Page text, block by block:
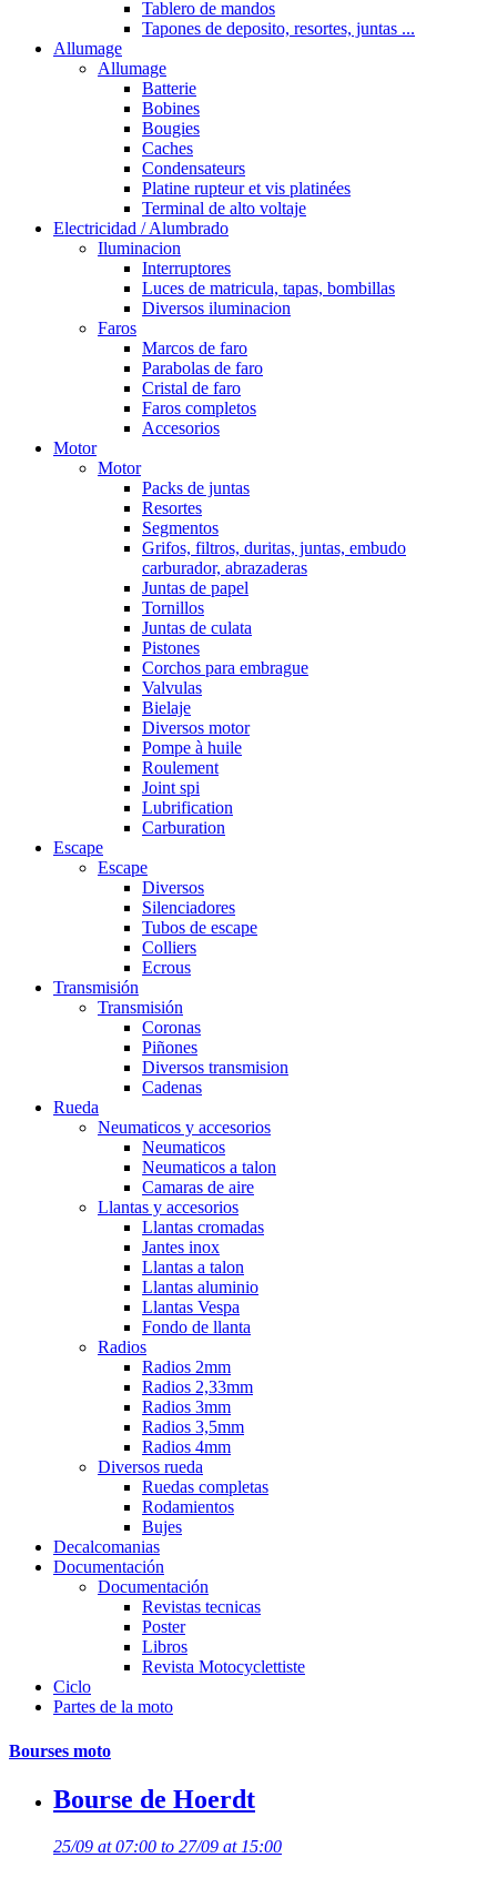
Tablero de mandos
Tapones de deposito, resortes, juntas ...
Allumage
Allumage
Batterie
Bobines
Bougies
Caches
Condensateurs
Platine rupteur et vis platinées
Terminal de alto voltaje
Electricidad / Alumbrado
Iluminacion
Interruptores
Luces de matricula, tapas, bombillas
Diversos iluminacion
Faros
Marcos de faro
Parabolas de faro
Cristal de faro
Faros completos
Accesorios
Motor
Motor
Packs de juntas
Resortes
Segmentos
Grifos, filtros, duritas, juntas, embudo
carburador, abrazaderas
Juntas de papel
Tornillos
Juntas de culata
Pistones
Corchos para embrague
Valvulas
Bielaje
Diversos motor
Pompe à huile
Roulement
Joint spi
Lubrification
Carburation
Escape
Escape
Diversos
Silenciadores
Tubos de escape
Colliers
Ecrous
Transmisión
Transmisión
Coronas
Piñones
Diversos transmision
Cadenas
Rueda
Neumaticos y accesorios
Neumaticos
Neumaticos a talon
Camaras de aire
Llantas y accesorios
Llantas cromadas
Jantes inox
Llantas a talon
Llantas aluminio
Llantas Vespa
Fondo de llanta
Radios
Radios 2mm
Radios 2,33mm
Radios 3mm
Radios 3,5mm
Radios 4mm
Diversos rueda
Ruedas completas
Rodamientos
Bujes
Decalcomanias
Documentación
Documentación
Revistas tecnicas
Poster
Libros
Revista Motocyclettiste
Ciclo
Partes de la moto
Bourses moto
Bourse de Hoerdt
25/09 at 07:00 to 27/09 at 15:00